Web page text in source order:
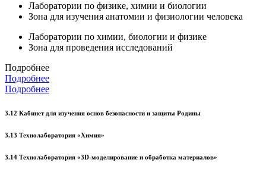
Лаборатории по физике, химии и биологии
Зона для изучения анатомии и физиологии человека
Лаборатории по химии, биологии и физике
Зона для проведения исследований
Подробнее
Подробнее
Подробнее
3.12 Кабинет для изучения основ безопасности и защиты Родины
3.13 Технолаборатория «Химия»
3.14 Технолаборатория «3D-моделирование и обработка материалов»